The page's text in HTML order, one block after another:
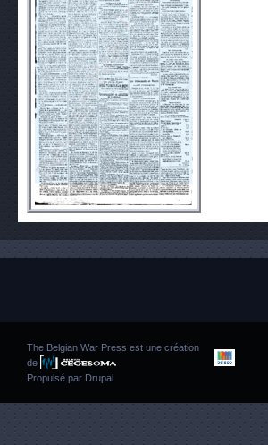
The Belgian War Press est une création
de
Propulsé par Drupal